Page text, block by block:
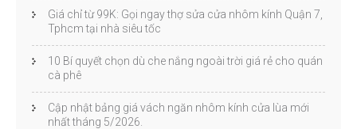
Giá chỉ từ 99K: Gọi ngay thợ sửa cửa nhôm kính Quận 7,
Tphcm tại nhà siêu tốc
10 Bí quyết chọn dù che nắng ngoài trời giá rẻ cho quán
cà phê
Cập nhật bảng giá vách ngăn nhôm kính cửa lùa mới
nhất tháng 5/2026.